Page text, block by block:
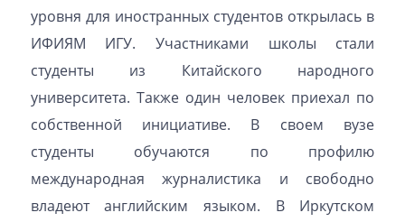
уровня для иностранных студентов открылась в
ИФИЯМ ИГУ. Участниками школы стали
студенты из Китайского народного
университета. Также один человек приехал по
собственной инициативе. В своем вузе
студенты обучаются по профилю
международная журналистика и свободно
владеют английским языком. В Иркутском